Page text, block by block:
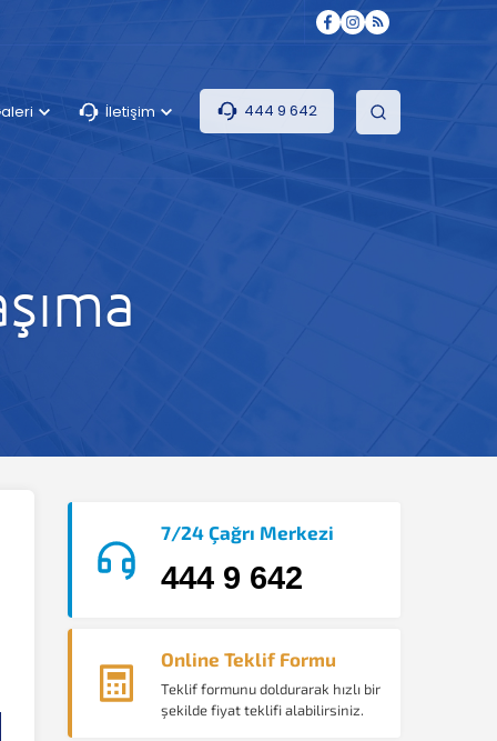
İletişim 444 9 642
7/24 Çağrı Merkezi
444 9 642
Online Teklif Formu
Teklif formunu doldurarak hızlı bir
şekilde fiyat teklifi alabilirsiniz.